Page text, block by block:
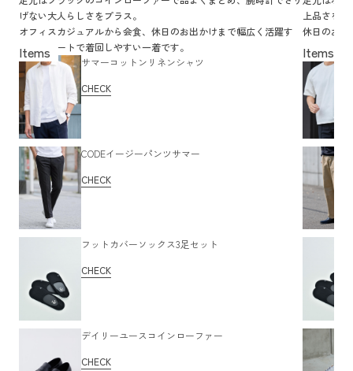
げない大人らしさをプラス。
オフィスカジュアルから会食、休日のお出かけまで幅広く活躍す
る、スマートで着回しやすい一着です。
サマーコットンリネンシャツ
CHECK
CODEイージーパンツサマー
CHECK
フットカバーソックス3足セット
CHECK
デイリーユースコインローファー
CHECK
上品さを
休日のお出
過ごした